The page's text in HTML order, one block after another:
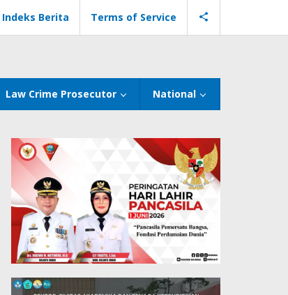
Indeks Berita Terms of Service
Law Crime Prosecutor National